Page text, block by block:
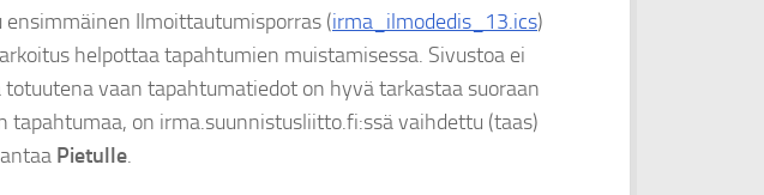
Ilmoittautumisporras (irma_ilmodedis_13.ics)
helpottaa tapahtumien muistamisessa. Sivustoa ei
vaan tapahtumatiedot on hyvä tarkastaa suoraan
tapahtumaa, on irma.suunnistusliitto.fi:ssä vaihdettu (taas)
Pietulle.